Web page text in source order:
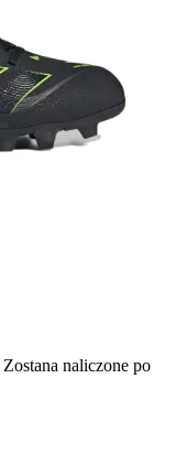
Zostana naliczone po